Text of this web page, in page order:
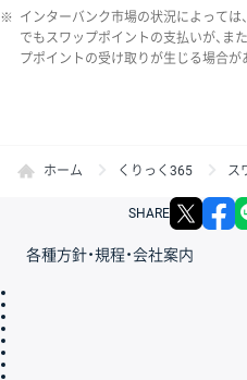
※ インターバンク市場の状況によっては
でもスワップポイントの支払いが、ま
プポイントの受け取りが生じる場合が
ホーム くりっく365 ス
SHARE X
各種方針・規程・会社案内